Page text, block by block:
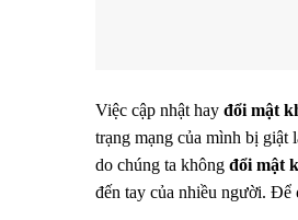
Việc cập nhật hay đổi mật
trạng mạng của mình bị giật
do chúng ta không đổi mật
đến tay của nhiều người. Để